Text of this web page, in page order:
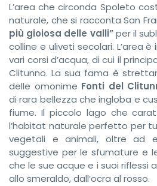
L’area che circonda Spoleto
naturale, che si racconta San
più gioiosa delle valli”per il
colline e uliveti secolari. L’area
vari corsi d’acqua, di cui il
Clitunno. La sua fama è
delle omonime Fonti del
di rara bellezza che ingloba e
fiume. Il piccolo lago che
l’habitat naturale perfetto per
vegetali e animali, oltre ad
suggestive per le sfumature e
che le sue acque e i suoi riflessi
allo smeraldo, dall’ocra al rosso.